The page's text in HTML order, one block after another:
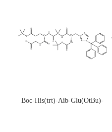
Boc-His(trt)-Aib-Glu(OtBu)-